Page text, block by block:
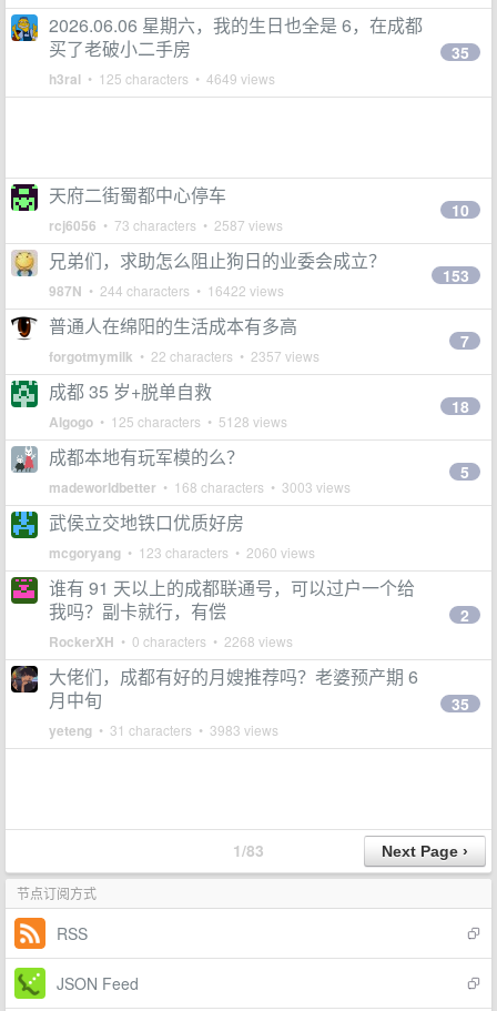
2026.06.06 星期六，我的生日也全是 6，在成都
买了老破小二手房
h3ral • 125 characters • 4649 views
35
天府二街蜀都中心停车
rcj6056 • 73 characters • 2587 views
10
兄弟们，求助怎么阻止狗日的业委会成立？
987N • 244 characters • 16422 views
153
普通人在绵阳的生活成本有多高
forgotmymilk • 22 characters • 2357 views
7
成都 35 岁+脱单自救
AIgogo • 125 characters • 5128 views
18
成都本地有玩军模的么？
madeworldbetter • 168 characters • 3003 views
5
武侯立交地铁口优质好房
mcgoryang • 123 characters • 2060 views
谁有 91 天以上的成都联通号，可以过户一个给
我吗？副卡就行，有偿
RockerXH • 0 characters • 2268 views
2
大佬们，成都有好的月嫂推荐吗？老婆预产期 6
月中旬
yeteng • 31 characters • 3983 views
35
1/83
节点订阅方式
RSS
JSON Feed